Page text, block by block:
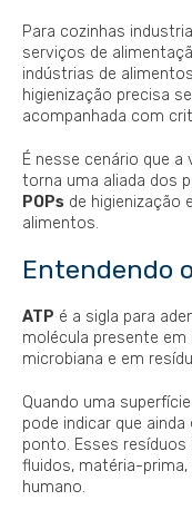
Para cozinhas
serviços de
indústrias de
higienização precisa
acompanhada com
É nesse cenário que
torna uma aliada dos
POPs de higienização
alimentos.
Entendendo
ATP é a sigla para
molécula presente em
microbiana e em
Quando uma
pode indicar que
ponto. Esses
fluidos, matéria-
humano.